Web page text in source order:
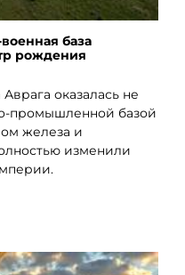
база
рождения
оказалась не
промышленной базой
железа и
изменили